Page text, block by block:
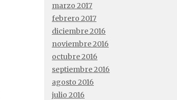
marzo 2017
febrero 2017
diciembre 2016
noviembre 2016
octubre 2016
septiembre 2016
agosto 2016
julio 2016